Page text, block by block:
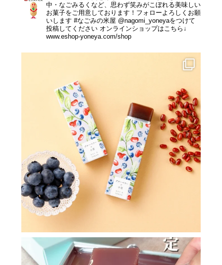
中・なごみるくなど、思わず笑みがこぼれる美味しい
お菓子をご用意しております！フォローよろしくお願
いします #なごみの米屋 @nagomi_yoneyaをつけて
投稿してくださいオンラインショップはこちら↓